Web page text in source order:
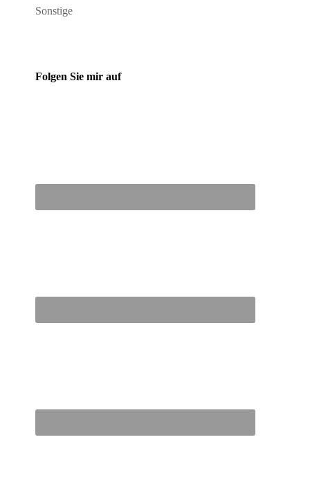
Sonstige
Folgen Sie mir auf